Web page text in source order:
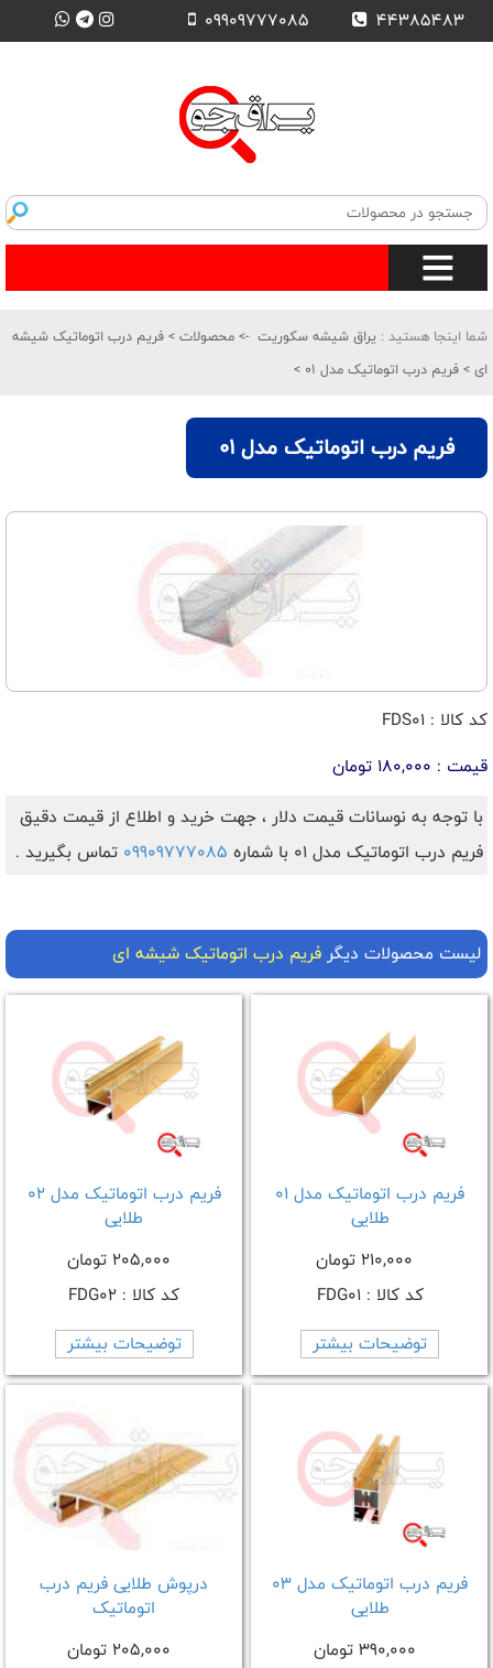
44385483
09909777085
شما اینجا هستید : یراق شیشه سکوریت ->محصولات>فریم درب اتوماتیک شیشه
ای>فریم درب اتوماتیک مدل 01 >
فریم درب اتوماتیک مدل 01
کد کالا : FDS01
قیمت : 180,000 تومان
با توجه به نوسانات قیمت دلار ، جهت خرید و اطلاع از قیمت دقیق
فریم درب اتوماتیک مدل 01 با شماره
09909777085 تماس بگیرید .
لیست محصولات دیگرفریم درب اتوماتیک شیشه ای
فریم درب اتوماتیک مدل 01
طلایی
کد کالا : FDG01
توضیحات بیشتر
فریم درب اتوماتیک مدل 02
طلایی
کد کالا : FDG02
توضیحات بیشتر
فریم درب اتوماتیک مدل 03
طلایی
درپوش طلایی فریم درب
اتوماتیک